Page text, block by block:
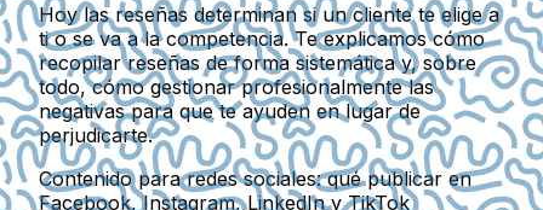
Hoy las reseñas determinan si un cliente te elige a
ti o se va a la competencia. Te explicamos cómo
recopilar reseñas de forma sistemática y, sobre
todo, cómo gestionar profesionalmente las
negativas para que te ayuden en lugar de
perjudicarte.
Contenido para redes sociales: qué publicar en
Facebook, Instagram, LinkedIn y TikTok